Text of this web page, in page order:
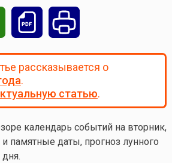
рассказывается о
.
статью.
календарь событий на вторник,
памятные даты, прогноз лунного